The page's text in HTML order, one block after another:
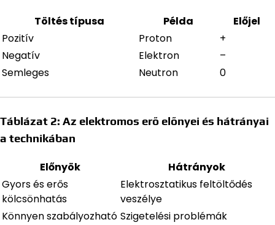
Töltés típusa Példa
Előjel
Pozitív
Proton
+
Negatív
Elektron
–
Semleges
Neutron 0
Táblázat 2: Az elektromos erő előnyei és hátrányai
a technikában
Előnyök
Hátrányok
Gyors és erős
kölcsönhatás
Elektrosztatikus feltöltődés
veszélye
Könnyen szabályozható Szigetelési problémák